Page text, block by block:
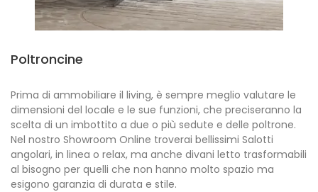
Poltroncine
Prima di ammobiliare il living, è sempre meglio valutare le
dimensioni del locale e le sue funzioni, che preciseranno la
scelta di un imbottito a due o più sedute e delle poltrone.
Nel nostro Showroom Online troverai bellissimi Salotti
angolari, in linea o relax, ma anche divani letto trasformabili
al bisogno per quelli che non hanno molto spazio ma
esigono garanzia di durata e stile.